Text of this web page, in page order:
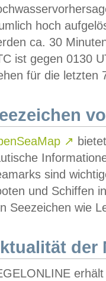
hoch
ca. 30
ist gegen 0130
für die letzten
↗
sind
und Schiffen
Seezeichen wie
der